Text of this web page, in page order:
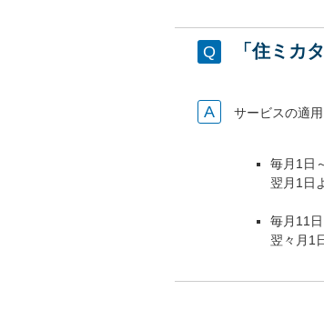
「住ミカ
サービスの適
毎月1日
翌月1日
毎月11
翌々月1